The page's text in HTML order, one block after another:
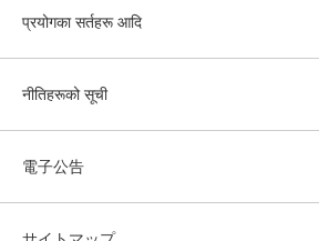
प्रयोगका सर्तहरू आदि
नीतिहरूको सूची
電子公告